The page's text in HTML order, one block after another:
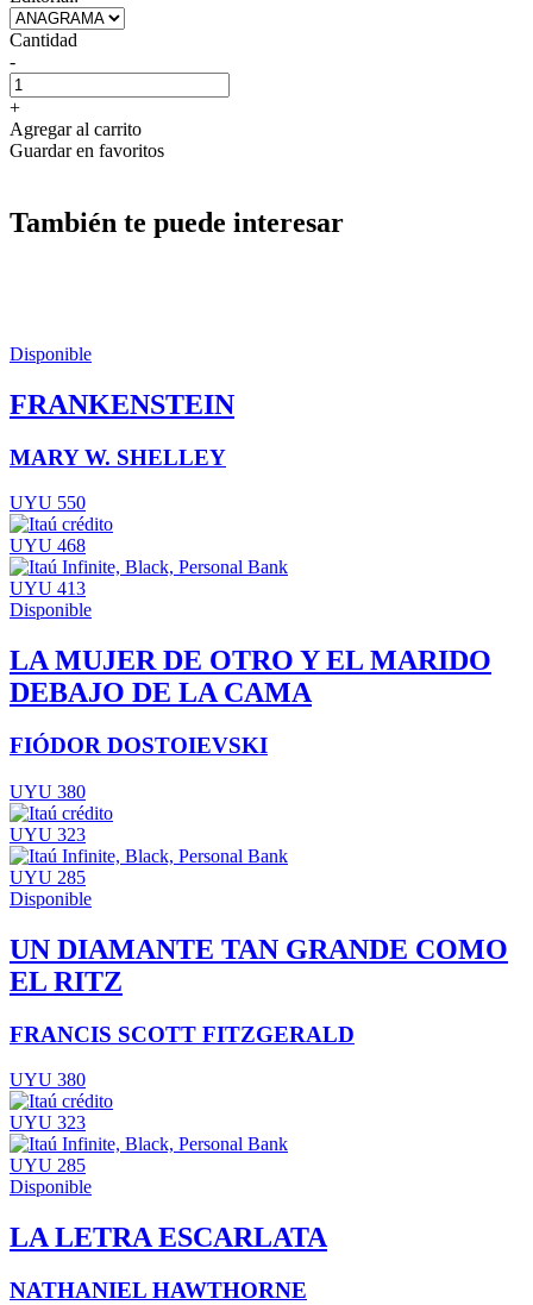
Cantidad
-
+
Agregar al carrito
Guardar en favoritos
También te puede interesar
Disponible
FRANKENSTEIN
MARY W. SHELLEY
UYU 550
UYU 468
UYU 413
Disponible
LA MUJER DE OTRO Y EL MARIDO
DEBAJO DE LA CAMA
FIÓDOR DOSTOIEVSKI
UYU 380
UYU 323
UYU 285
Disponible
UN DIAMANTE TAN GRANDE COMO
EL RITZ
FRANCIS SCOTT FITZGERALD
UYU 380
UYU 323
UYU 285
Disponible
LA LETRA ESCARLATA
NATHANIEL HAWTHORNE